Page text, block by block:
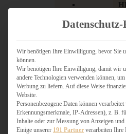
LOW
MY
Wir benötigen Ihre Einwilligung, bevor Sie
können.
Wir benötigen Ihre Einwilligung, damit wir
andere Technologien verwenden können,
Werbung zu liefern. Auf diese Weise
Website.
Personenbezogene Daten können verarbeitet
Erkennungsmerkmale, IP-Adressen), z. B.
Inhalte oder zur Messung von Anzeigen und
Einige unserer 191 Partner verarbeiten Ihre